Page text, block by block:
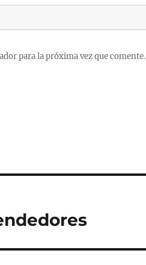
para la próxima vez que comente.